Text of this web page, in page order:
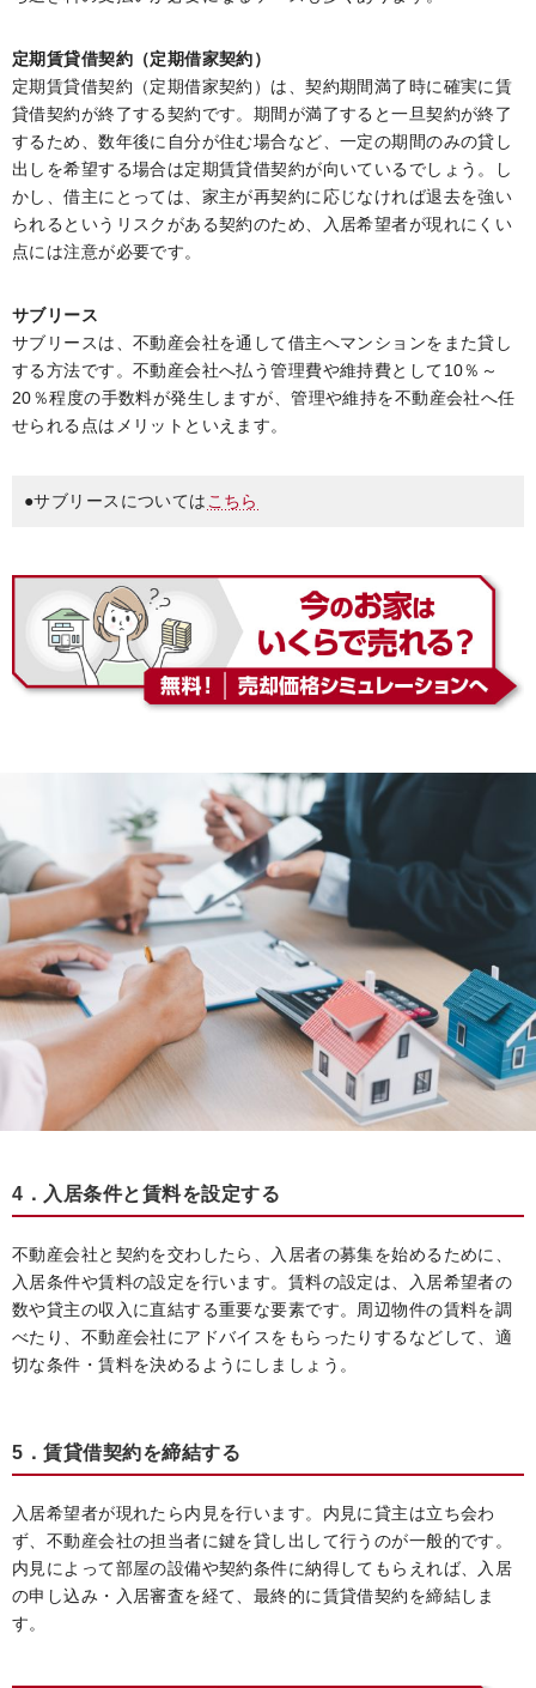
定期賃貸借契約（定期借家契約）
定期賃貸借契約（定期借家契約）は、契約期間満了時に確実に賃
貸借契約が終了する契約です。期間が満了すると一旦契約が終了
するため、数年後に自分が住む場合など、一定の期間のみの貸し
出しを希望する場合は定期賃貸借契約が向いているでしょう。し
かし、借主にとっては、家主が再契約に応じなければ退去を強い
られるというリスクがある契約のため、入居希望者が現れにくい
点には注意が必要です。
サブリース
サブリースは、不動産会社を通して借主へマンションをまた貸し
する方法です。不動産会社へ払う管理費や維持費として10％～
20％程度の手数料が発生しますが、管理や維持を不動産会社へ任
せられる点はメリットといえます。
●サブリースについてはこちら
4．入居条件と賃料を設定する
不動産会社と契約を交わしたら、入居者の募集を始めるために、
入居条件や賃料の設定を行います。賃料の設定は、入居希望者の
数や貸主の収入に直結する重要な要素です。周辺物件の賃料を調
べたり、不動産会社にアドバイスをもらったりするなどして、適
切な条件・賃料を決めるようにしましょう。
5．賃貸借契約を締結する
入居希望者が現れたら内見を行います。内見に貸主は立ち会わ
ず、不動産会社の担当者に鍵を貸し出して行うのが一般的です。
内見によって部屋の設備や契約条件に納得してもらえれば、入居
の申し込み・入居審査を経て、最終的に賃貸借契約を締結しま
す。